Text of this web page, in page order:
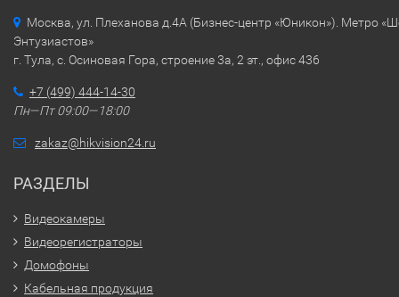
Москва, ул. Плеханова д.4А (Бизнес-центр «Юникон»). Метро
Энтузиастов»
г. Тула, с. Осиновая Гора, строение 3а, 2 эт., офис 436
+7 (499) 444-14-30
Пн—Пт 09:00—18:00
zakaz@hikvision24.ru
РАЗДЕЛЫ
Видеокамеры
Видеорегистраторы
Домофоны
Кабельная продукция